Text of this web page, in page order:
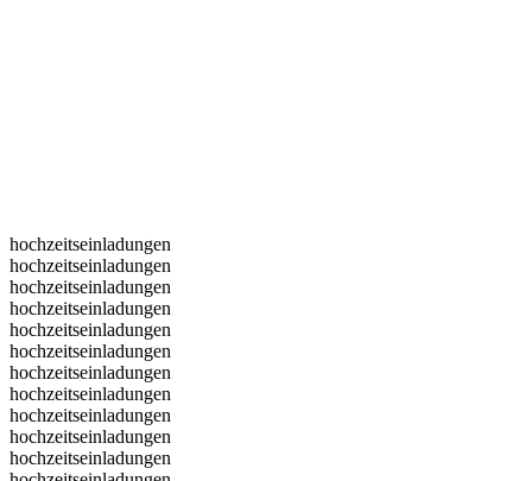
hochzeitseinladungen
hochzeitseinladungen
hochzeitseinladungen
hochzeitseinladungen
hochzeitseinladungen
hochzeitseinladungen
hochzeitseinladungen
hochzeitseinladungen
hochzeitseinladungen
hochzeitseinladungen
hochzeitseinladungen